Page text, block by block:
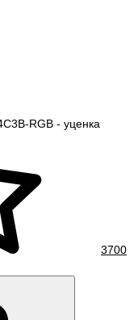
RGB - уценка
3700